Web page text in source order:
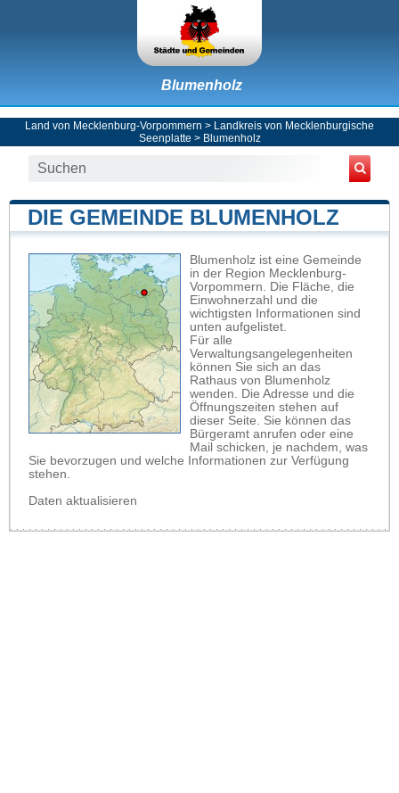
Blumenholz
Land von Mecklenburg-Vorpommern > Landkreis von Mecklenburgische
Seenplatte > Blumenholz
DIE GEMEINDE BLUMENHOLZ
Blumenholz ist eine Gemeinde
in der Region Mecklenburg-
Vorpommern. Die Fläche, die
Einwohnerzahl und die
wichtigsten Informationen sind
unten aufgelistet.
Für alle
Verwaltungsangelegenheiten
können Sie sich an das
Rathaus von Blumenholz
wenden. Die Adresse und die
Öffnungszeiten stehen auf
dieser Seite. Sie können das
Bürgeramt anrufen oder eine
Mail schicken, je nachdem, was
Sie bevorzugen und welche Informationen zur Verfügung
stehen.
Daten aktualisieren